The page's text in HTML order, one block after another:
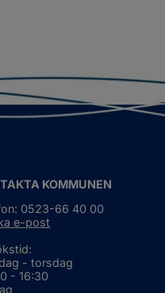
KOMMUNEN
0523-66 40 00
e-post
- torsdag
- 16:30